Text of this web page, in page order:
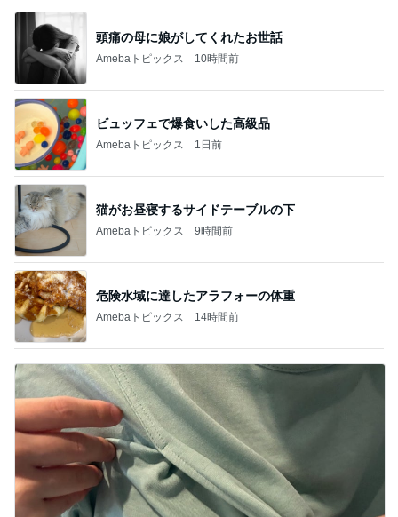
頭痛の母に娘がしてくれたお世話
Amebaトピックス 10時間前
ビュッフェで爆食いした高級品
Amebaトピックス 1日前
猫がお昼寝するサイドテーブルの下
Amebaトピックス 9時間前
危険水域に達したアラフォーの体重
Amebaトピックス 14時間前